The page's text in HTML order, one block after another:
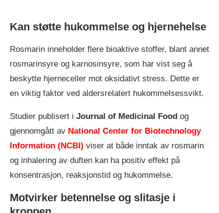
Kan støtte hukommelse og hjernehelse
Rosmarin inneholder flere bioaktive stoffer, blant annet
rosmarinsyre og karnosinsyre, som har vist seg å
beskytte hjerneceller mot oksidativt stress. Dette er
en viktig faktor ved aldersrelatert hukommelsessvikt.
Studier publisert i Journal of Medicinal Food og
gjennomgått av National Center for Biotechnology
Information (NCBI) viser at både inntak av rosmarin
og inhalering av duften kan ha positiv effekt på
konsentrasjon, reaksjonstid og hukommelse.
Motvirker betennelse og slitasje i